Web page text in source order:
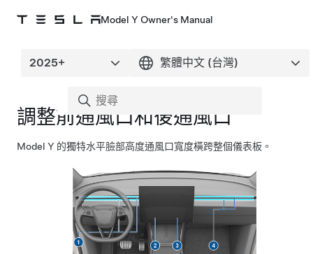
Model Y Owner's Manual
調整前通風口和後通風口
Model Y 的獨特水平臉部高度通風口寬度橫跨整個儀表板。